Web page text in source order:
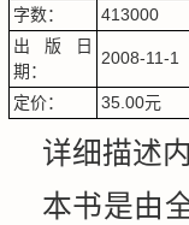
字数：
413000
出版日
期：
2008-11-1
定价： 35.00元
详细描述
本书是由